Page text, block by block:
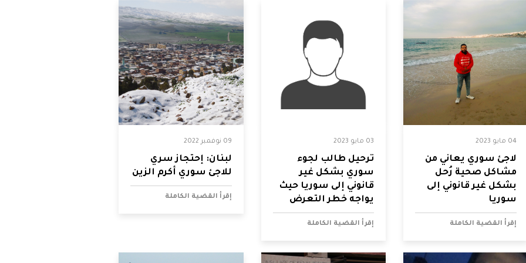
04 مايو 2023
لاجئ سوري يعاني من
مشاكل صحية رُحل
بشكل غير قانوني إلى
سوريا
إقرأ القضية الكاملة
03 مايو 2023
ترحيل طالب لجوء
سوري بشكل غير
قانوني إلى سوريا حيث
يواجه خطر التعرض
للتعذيب
إقرأ القضية الكاملة
09 نوفمبر 2022
لبنان: إحتجاز سري
للاجئ سوري أكرم الزين
إقرأ القضية الكاملة